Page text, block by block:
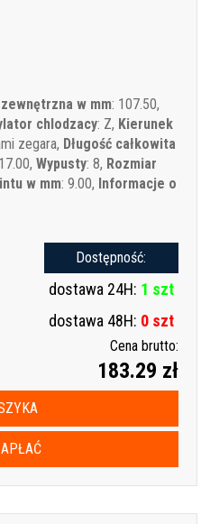
w mm: 107.50,
chlodzacy: Z, Kierunek
zegara, Długość całkowita
Wypusty: 8, Rozmiar
w mm: 9.00, Informacje o
Dostępność:
dostawa 24H: 1 szt
dostawa 48H: 0 szt
Cena brutto:
183.29 zł